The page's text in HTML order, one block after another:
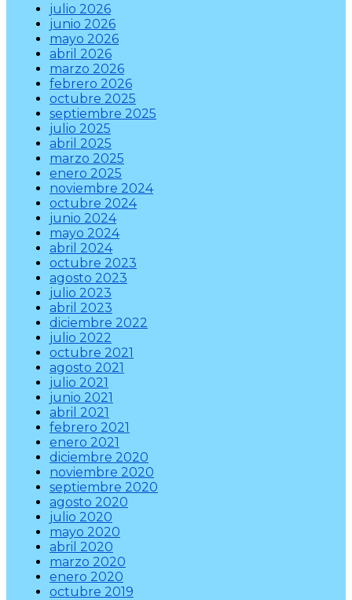
julio 2026
junio 2026
mayo 2026
abril 2026
marzo 2026
febrero 2026
octubre 2025
septiembre 2025
julio 2025
abril 2025
marzo 2025
enero 2025
noviembre 2024
octubre 2024
junio 2024
mayo 2024
abril 2024
octubre 2023
agosto 2023
julio 2023
abril 2023
diciembre 2022
julio 2022
octubre 2021
agosto 2021
julio 2021
junio 2021
abril 2021
febrero 2021
enero 2021
diciembre 2020
noviembre 2020
septiembre 2020
agosto 2020
julio 2020
mayo 2020
abril 2020
marzo 2020
enero 2020
octubre 2019